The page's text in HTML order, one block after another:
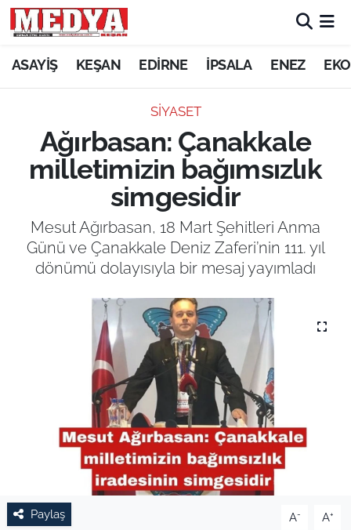
ASAYİŞ KEŞAN EDİRNE İPSALA ENEZ
SİYASET
Ağırbasan: Çanakkale
milletimizin bağımsızlık
simgesidir
Mesut Ağırbasan, 18 Mart Şehitleri Anma
Günü ve Çanakkale Deniz Zaferi’nin 111. yıl
dönümü dolayısıyla bir mesaj yayımladı
Paylaş A- A+
KEŞAN
ASAYİŞ
SİYASET
GÜNDEM
EKONOMİ
TARIM VE HAYVANCILIK
KÜLTÜR SANAT
RESMİ İLAN
SPOR